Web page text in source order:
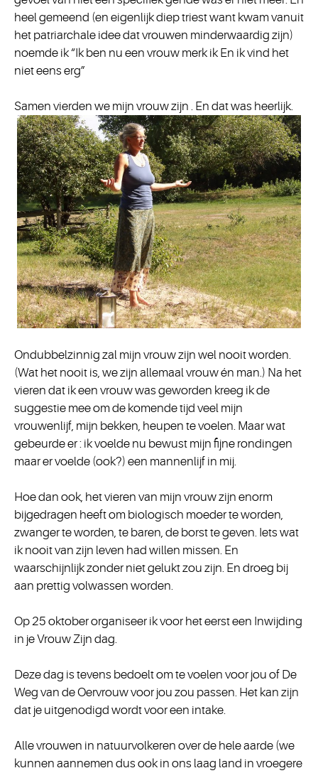
heel gemeend (en eigenlijk diep triest want kwam vanuit
het patriarchale idee dat vrouwen minderwaardig zijn)
noemde ik “Ik ben nu een vrouw merk ik En ik vind het
niet eens erg”
Samen vierden we mijn vrouw zijn . En dat was heerlijk.
Ondubbelzinnig zal mijn vrouw zijn wel nooit worden.
(Wat het nooit is, we zijn allemaal vrouw én man.) Na het
vieren dat ik een vrouw was geworden kreeg ik de
suggestie mee om de komende tijd veel mijn
vrouwenlijf, mijn bekken, heupen te voelen. Maar wat
gebeurde er : ik voelde nu bewust mijn fijne rondingen
maar er voelde (ook?) een mannenlijf in mij.
Hoe dan ook, het vieren van mijn vrouw zijn enorm
bijgedragen heeft om biologisch moeder te worden,
zwanger te worden, te baren, de borst te geven. Iets wat
ik nooit van zijn leven had willen missen. En
waarschijnlijk zonder niet gelukt zou zijn. En droeg bij
aan prettig volwassen worden.
Op 25 oktober organiseer ik voor het eerst een Inwijding
in je Vrouw Zijn dag.
Deze dag is tevens bedoelt om te voelen voor jou of De
Weg van de Oervrouw voor jou zou passen. Het kan zijn
dat je uitgenodigd wordt voor een intake.
Alle vrouwen in natuurvolkeren over de hele aarde (we
kunnen aannemen dus ook in ons laag land in vroegere